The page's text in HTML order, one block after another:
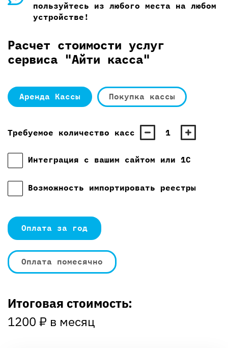
пользуйтесь из любого места на любом
устройстве!
Расчет стоимости услуг
сервиса "Айти касса"
Аренда Кассы Покупка кассы
Требуемое количество касс 1
Интеграция с вашим сайтом или 1С
Возможность импортировать реестры
Оплата за год
Оплата помесячно
Итоговая стоимость:
1200 ₽ в месяц